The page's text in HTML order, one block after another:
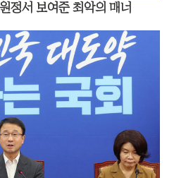
정서 보여준 최악의 매너